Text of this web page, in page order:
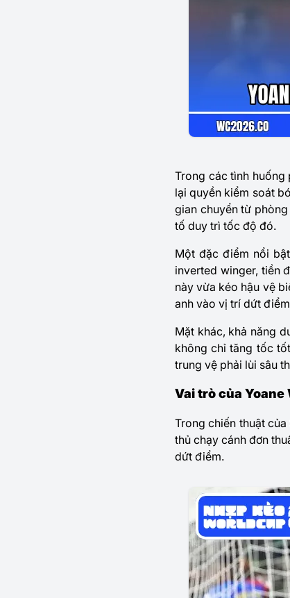
Trong các tình huống
lại quyền kiểm soát
gian chuyển từ
tố duy trì tốc độ đó.
Một đặc điểm nổi
inverted winger, tiền
này vừa kéo hậu vệ
anh vào vị trí dứt
Mặt khác, khả năng
không chỉ tăng tốc
trung vệ phải lùi sâu
Vai trò của Yoane
Trong chiến thuật
thủ chạy cánh đơn
dứt điểm.